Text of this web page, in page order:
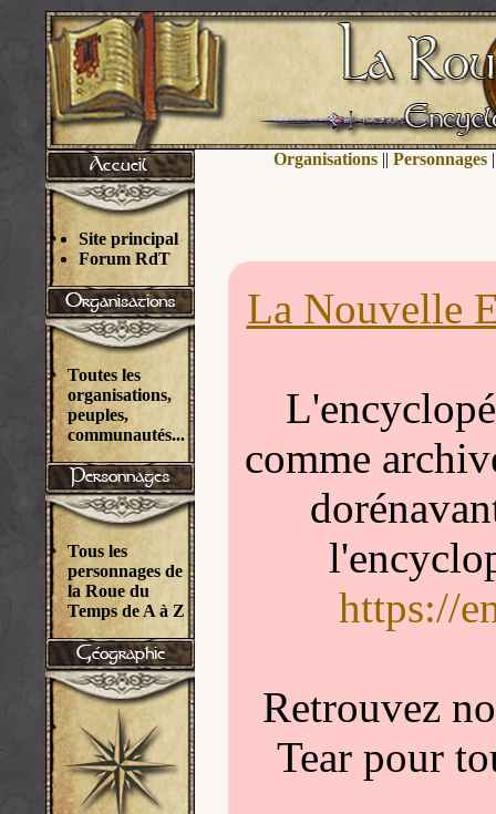
Site principal
Forum RdT
Toutes les
organisations,
peuples,
communautés...
Tous les
personnages de
la Roue du
Temps de A à Z
Organisations|| Personnages
La Nouvelle
comme
https://
Retrouvez
Tear pour